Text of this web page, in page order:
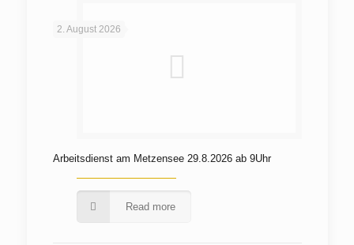
2. August 2026
Arbeitsdienst am Metzensee 29.8.2026 ab 9Uhr
Read more